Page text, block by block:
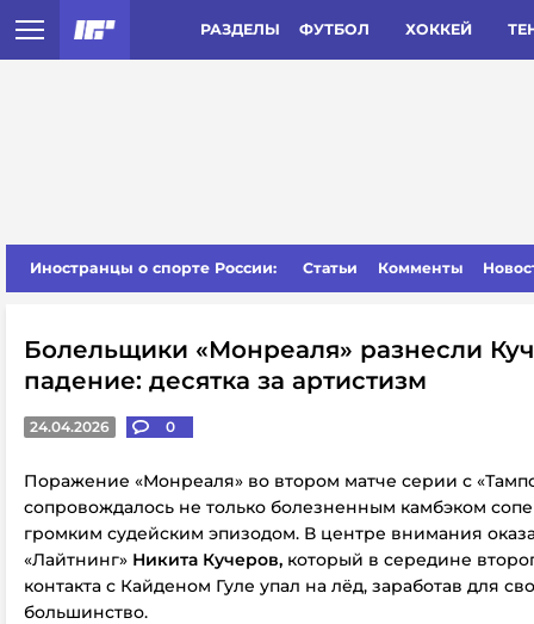
РАЗДЕЛЫ ФУТБОЛ ХОККЕЙ
Иностранцы о спорте России: Статьи Комменты
Болельщики «Монреаля» разнесли
падение: десятка за артистизм
24.04.2026 0
Поражение «Монреаля» во втором матче серии с
сопровождалось не только болезненным камбэком
громким судейским эпизодом. В центре внимания
«Лайтнинг» Никита Кучеров, который в середине
контакта с Кайденом Гуле упал на лёд, заработав для
большинство.